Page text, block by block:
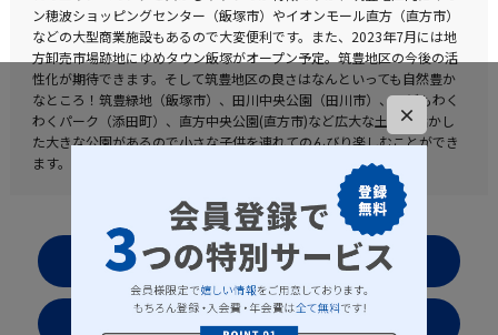
ン穂波ショッピングセンター（飯塚市）やイオンモール直方（直方市）
などの大型商業施設もあるので大変便利です。また、2023年7月には地
方卸売市場跡地にゆめタウン飯塚がオープン予定。筑豊地区の今後の活
性化が期待できます。そして筑豊地区の良さはなんといっても自然豊か
なところ！筑豊緑地（飯塚市）、田川中央公園（田川市）、こどもわく
わくパーク（添田町）、直方中央公園(直方市)など広大な土地を活かし
た大きな公園があるので小さな子供を連れてのんびり楽しむことができ
ます。
お気に入りリストを見る
×